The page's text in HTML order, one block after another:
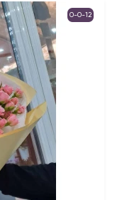
0-0-12